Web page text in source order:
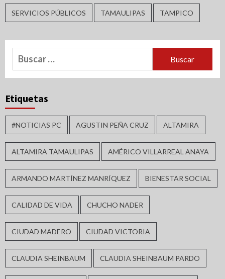
SERVICIOS PÚBLICOS TAMAULIPAS TAMPICO
Buscar:
Etiquetas
#NOTICIAS PC AGUSTIN PEÑA CRUZ ALTAMIRA
ALTAMIRA TAMAULIPAS AMÉRICO VILLARREAL ANAYA
ARMANDO MARTÍNEZ MANRÍQUEZ BIENESTAR SOCIAL
CALIDAD DE VIDA CHUCHO NADER
CIUDAD MADERO CIUDAD VICTORIA
CLAUDIA SHEINBAUM CLAUDIA SHEINBAUM PARDO